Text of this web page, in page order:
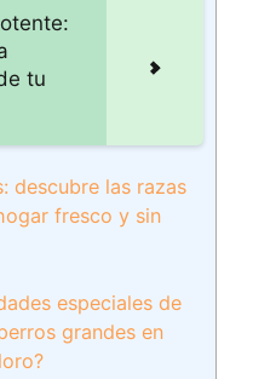
tu
descubre las razas
fresco y sin
especiales de
grandes en